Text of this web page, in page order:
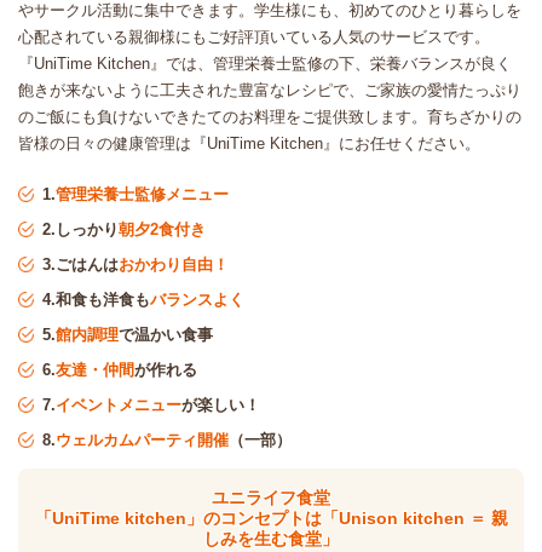
やサークル活動に集中できます。学生様にも、初めてのひとり暮らしを
心配されている親御様にもご好評頂いている人気のサービスです。
『UniTime Kitchen』では、管理栄養士監修の下、栄養バランスが良く
飽きが来ないように工夫された豊富なレシピで、ご家族の愛情たっぷり
のご飯にも負けないできたてのお料理をご提供致します。育ちざかりの
皆様の日々の健康管理は『UniTime Kitchen』にお任せください。
1.管理栄養士監修メニュー
2.しっかり朝夕2食付き
3.ごはんはおかわり自由！
4.和食も洋食もバランスよく
5.館内調理で温かい食事
6.友達・仲間が作れる
7.イベントメニューが楽しい！
8.ウェルカムパーティ開催 （一部）
ユニライフ食堂
「UniTime kitchen」のコンセプトは「Unison kitchen ＝ 親
しみを生む食堂」